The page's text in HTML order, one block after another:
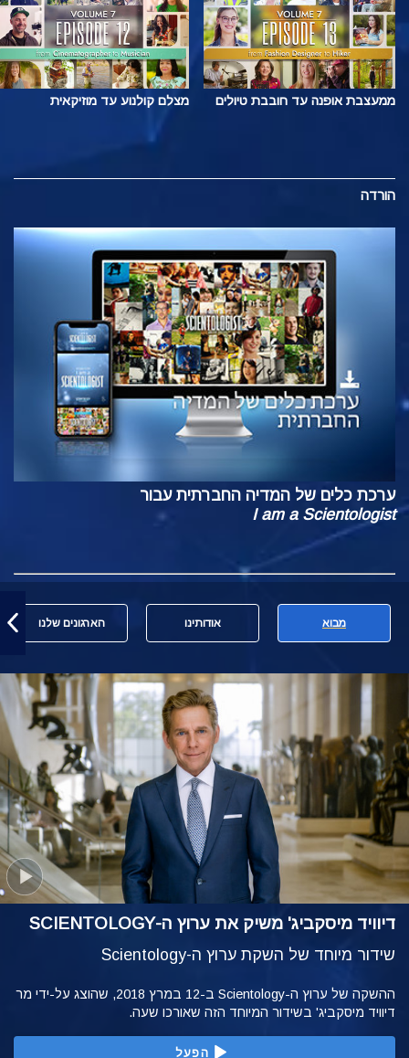
ממעצבת אופנה עד חובבת טיולים מצלם קולנוע עד מוזיקאית
הורדה
ערכת כלים של המדיה החברתית עבור
I am a Scientologist
מבוא אודותינו הארגונים שלנו
דיוויד מיסקביג' משיק את ערוץ ה-SCIENTOLOGY
שידור מיוחד של השקת ערוץ ה-Scientology
ההשקה של ערוץ ה-Scientology ב-12 במרץ 2018, שהוצג על-ידי מר
דיוויד מיסקביג' בשידור המיוחד הזה שאורכו שעה.
הפעל